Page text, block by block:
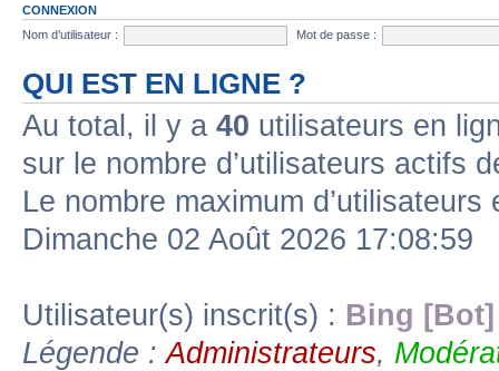
CONNEXION
Nom d’utilisateur :
Mot de passe :
QUI EST EN LIGNE ?
Au total, il y a 40 utilisateurs en
sur le nombre d’utilisateurs actifs
Le nombre maximum
Dimanche 02 Août 2026 17:08:59
Utilisateur(s) inscrit(s) : Bing [Bot]
Légende :Administrateurs,